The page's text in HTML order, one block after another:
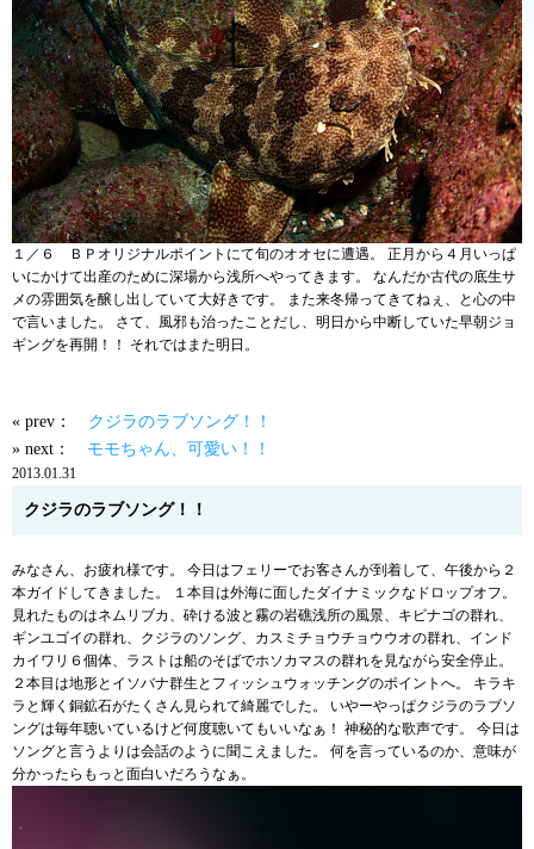
１／６ ＢＰオリジナルポイントにて旬のオオセに遭遇。 正月から４月いっぱ
いにかけて出産のために深場から浅所へやってきます。 なんだか古代の底生サ
メの雰囲気を醸し出していて大好きです。 また来冬帰ってきてねぇ、と心の中
で言いました。 さて、風邪も治ったことだし、明日から中断していた早朝ジョ
ギングを再開！！ それではまた明日。
« prev： クジラのラブソング！！
» next： モモちゃん、可愛い！！
2013.01.31
クジラのラブソング！！
みなさん、お疲れ様です。 今日はフェリーでお客さんが到着して、午後から２
本ガイドしてきました。 １本目は外海に面したダイナミックなドロップオフ。
見れたものはネムリブカ、砕ける波と霧の岩礁浅所の風景、キビナゴの群れ、
ギンユゴイの群れ、クジラのソング、カスミチョウチョウウオの群れ、インド
カイワリ６個体、ラストは船のそばでホソカマスの群れを見ながら安全停止。
２本目は地形とイソバナ群生とフィッシュウォッチングのポイントへ。 キラキ
ラと輝く銅鉱石がたくさん見られて綺麗でした。 いやーやっぱクジラのラブソ
ングは毎年聴いているけど何度聴いてもいいなぁ！ 神秘的な歌声です。 今日は
ソングと言うよりは会話のように聞こえました。 何を言っているのか、意味が
分かったらもっと面白いだろうなぁ。